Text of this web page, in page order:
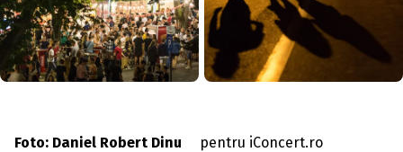
Foto: Daniel Robert Dinu pentru iConcert.ro